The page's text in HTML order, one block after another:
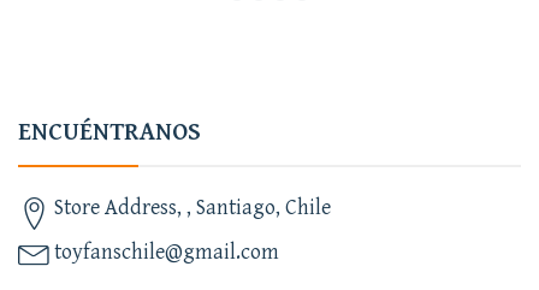
ENCUÉNTRANOS
Store Address, , Santiago, Chile
toyfanschile@gmail.com